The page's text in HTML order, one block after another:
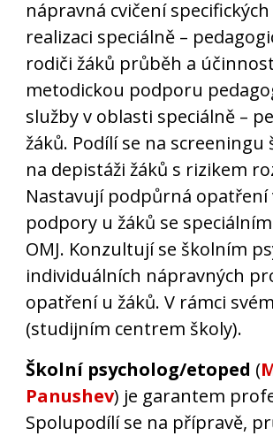
nápravná cvičení
realizaci speciálně –
rodiči žáků průběh a
metodickou podporu
služby v oblasti speciálně –
žáků. Podílí se na
na depistáži žáků s rizikem
Nastavují podpůrná opatření
podpory u žáků se
OMJ. Konzultují se školním
individuálních nápravných
opatření u žáků. V rámci
(studijním centrem školy).
Školní psycholog/etoped (
Panushev) je garantem
Spolupodílí se na přípravě,